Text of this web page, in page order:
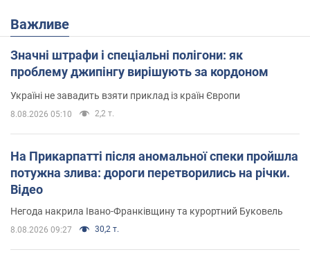
Важливе
Значні штрафи і спеціальні полігони: як
проблему джипінгу вирішують за кордоном
Україні не завадить взяти приклад із країн Європи
8.08.2026 05:10 2,2 т.
На Прикарпатті після аномальної спеки пройшла
потужна злива: дороги перетворились на річки.
Відео
Негода накрила Івано-Франківщину та курортний Буковель
8.08.2026 09:27 30,2 т.